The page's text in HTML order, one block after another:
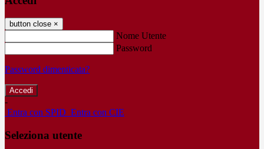
button close ×
Nome Utente
Password
Password dimenticata?
-
Entra con SPID Entra con CIE
Seleziona utente